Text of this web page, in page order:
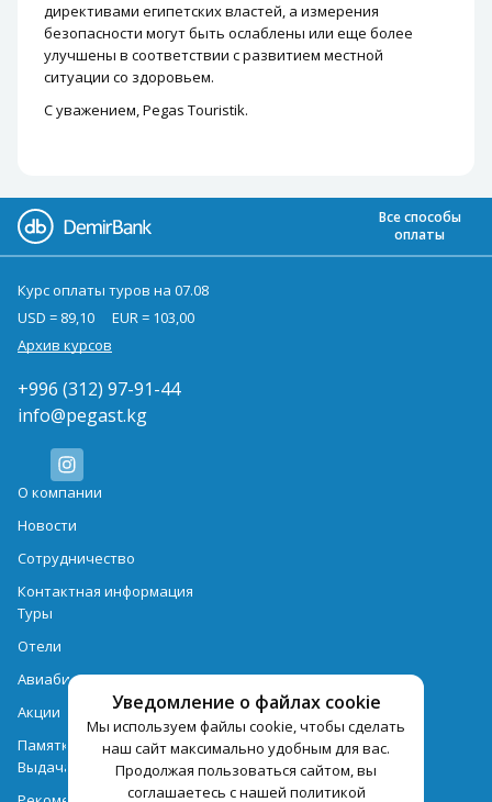
директивами египетских властей, а измерения
безопасности могут быть ослаблены или еще более
улучшены в соответствии с развитием местной
ситуации со здоровьем.
С уважением, Pegas Touristik.
Уведомление о файлах cookie
Мы используем файлы cookie, чтобы сделать
наш сайт максимально удобным для вас.
Продолжая пользоваться сайтом, вы
соглашаетесь с нашей политикой
Все способы
оплаты
Курс оплаты туров на 07.08
USD = 89,10
EUR = 103,00
Архив курсов
+996 (312) 97-91-44
info@pegast.kg
О компании
Новости
Сотрудничество
Контактная информация
Туры
Отели
Авиабилеты
Акции
Памятка для туристов
Выдача документов